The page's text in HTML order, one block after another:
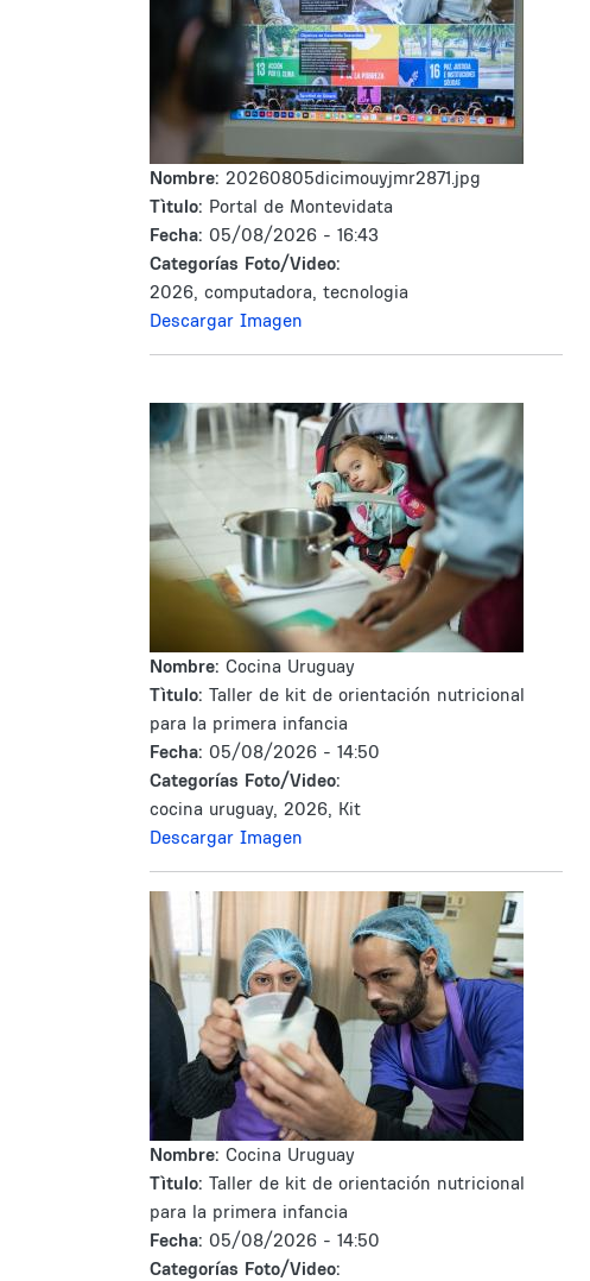
Nombre: 20260805dicimouyjmr2871.jpg
Tìtulo: Portal de Montevidata
Fecha: 05/08/2026 - 16:43
Categorías Foto/Video:
2026, computadora, tecnologia
Descargar Imagen
Nombre: Cocina Uruguay
Tìtulo: Taller de kit de orientación nutricional
para la primera infancia
Fecha: 05/08/2026 - 14:50
Categorías Foto/Video:
cocina uruguay, 2026, Kit
Descargar Imagen
Nombre: Cocina Uruguay
Tìtulo: Taller de kit de orientación nutricional
para la primera infancia
Fecha: 05/08/2026 - 14:50
Categorías Foto/Video: